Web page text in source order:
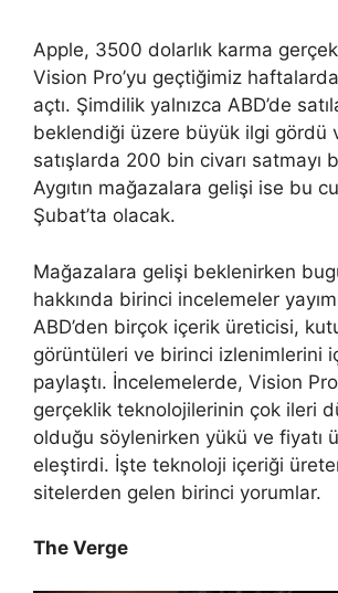
Apple, 3500 dolarlık karma
Vision Pro’yu geçtiğimiz
açtı. Şimdilik yalnızca ABD’de
beklendiği üzere büyük ilgi gördü
satışlarda 200 bin civarı satmayı
Aygıtın mağazalara gelişi ise bu
Şubat’ta olacak.
Mağazalara gelişi beklenirken
hakkında birinci incelemeler
ABD’den birçok içerik üreticisi, kutu
görüntüleri ve birinci izlenimlerini
paylaştı. İncelemelerde, Vision
gerçeklik teknolojilerinin çok ileri
olduğu söylenirken yükü ve fiyatı
eleştirdi. İşte teknoloji içeriği
sitelerden gelen birinci yorumlar.
The Verge